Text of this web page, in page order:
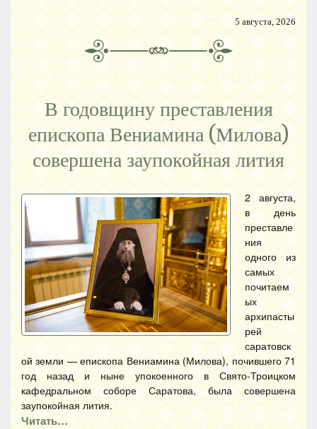
5 августа, 2026
В годовщину преставления
епископа Вениамина (Милова)
совершена заупокойная лития
2 августа,
в день
преставле
ния
одного из
самых
почитаем
ых
архипасты
рей
саратовск
ой земли — епископа Вениамина (Милова), почившего 71
год назад и ныне упокоенного в Свято-Троицком
кафедральном соборе Саратова, была совершена
заупокойная лития.
Читать…